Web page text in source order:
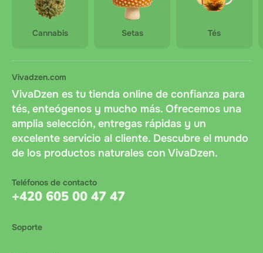
Zelený čaj Tie Guan Yin - 50g
Pure Matcha A, 100g
Cannabis Setas Tés
Vivadzen.com
VivaDzen es tu tienda online de confianza para
tés, enteógenos y mucho más. Ofrecemos una
amplia selección, entregas rápidas y un
excelente servicio al cliente. Descubre el mundo
de los productos naturales con VivaDzen.
Teléfonos de contacto
+420 605 00 47 47
Soporte